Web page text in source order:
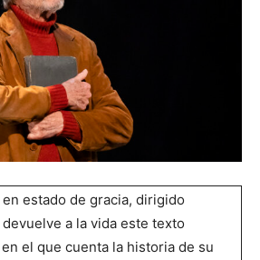
en estado de gracia, dirigido
devuelve a la vida este texto
en el que cuenta la historia de su